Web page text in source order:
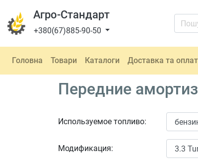
Агро-Стандарт
+380(67)885-90-50
Головна Товари Каталоги Доставка та
Передние
Используемое топливо:
Модификация: